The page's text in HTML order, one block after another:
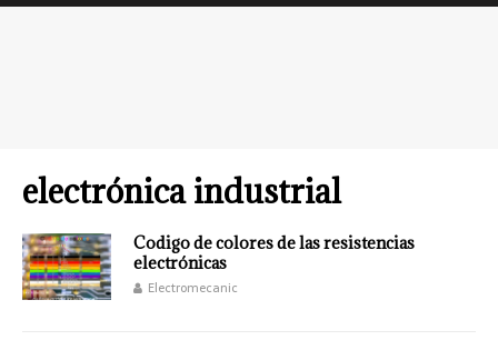
electrónica industrial
Codigo de colores de las resistencias
electrónicas
Electromecanic